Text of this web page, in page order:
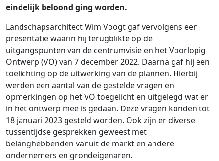
eindelijk beloond ging worden.
Landschapsarchitect Wim Voogt gaf vervolgens een
presentatie waarin hij terugblikte op de
uitgangspunten van de centrumvisie en het Voorlopig
Ontwerp (VO) van 7 december 2022. Daarna gaf hij een
toelichting op de uitwerking van de plannen. Hierbij
werden een aantal van de gestelde vragen en
opmerkingen op het VO toegelicht en uitgelegd wat er
in het ontwerp mee is gedaan. Deze vragen konden tot
18 januari 2023 gesteld worden. Ook zijn er diverse
tussentijdse gesprekken geweest met
belanghebbenden vanuit de markt en andere
ondernemers en grondeigenaren.